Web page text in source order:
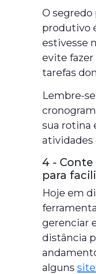
O
produtivo
estivesse
evite fazer
tarefas
Lembre-
sua rotina
atividades
4 -
para
Hoje em
gerenciar
distância
alguns